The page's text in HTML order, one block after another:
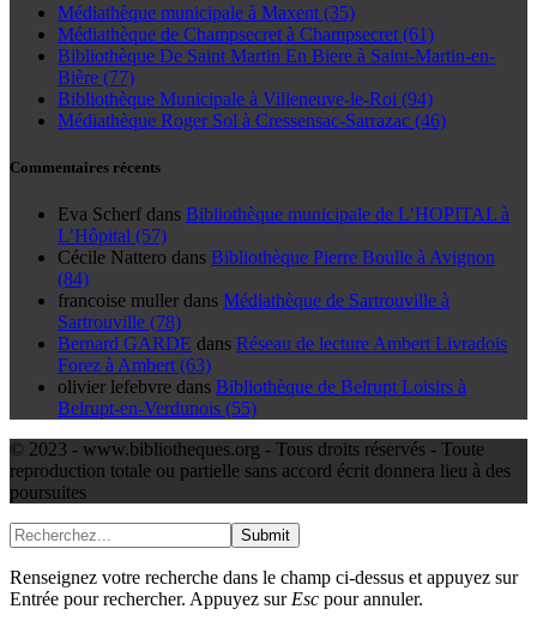
Médiathèque municipale à Maxent (35)
Médiathèque de Champsecret à Champsecret (61)
Bibliothèque De Saint Martin En Biere à Saint-Martin-en-
Bière (77)
Bibliothèque Municipale à Villeneuve-le-Roi (94)
Médiathèque Roger Sol à Cressensac-Sarrazac (46)
Commentaires récents
Eva Scherf dans Bibliothèque municipale de L’HOPITAL à
L’Hôpital (57)
Cécile Nattero dans Bibliothèque Pierre Boulle à Avignon
(84)
francoise muller dans Médiathèque de Sartrouville à
Sartrouville (78)
Bernard GARDE dans Réseau de lecture Ambert Livradois
Forez à Ambert (63)
olivier lefebvre dans Bibliothèque de Belrupt Loisirs à
Belrupt-en-Verdunois (55)
© 2023 - www.bibliotheques.org - Tous droits réservés - Toute
reproduction totale ou partielle sans accord écrit donnera lieu à des
poursuites
Submit
Renseignez votre recherche dans le champ ci-dessus et appuyez sur
Entrée pour rechercher. Appuyez sur Esc pour annuler.